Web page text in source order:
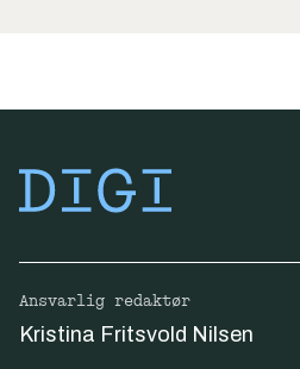
Ansvarlig redaktør
Kristina Fritsvold Nilsen